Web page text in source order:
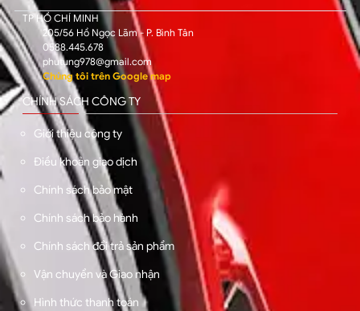
TP HỒ CHÍ MINH
205/56 Hồ Ngọc Lãm - P. Bình Tân
0588.445.678
phutung978@gmail.com
Chúng tôi trên Google map
CHÍNH SÁCH CÔNG TY
Giới thiệu công ty
Điều khoản giao dịch
Chính sách bảo mật
Chính sách bảo hành
Chính sách đổi trả sản phẩm
Vận chuyển và Giao nhận
Hình thức thanh toán